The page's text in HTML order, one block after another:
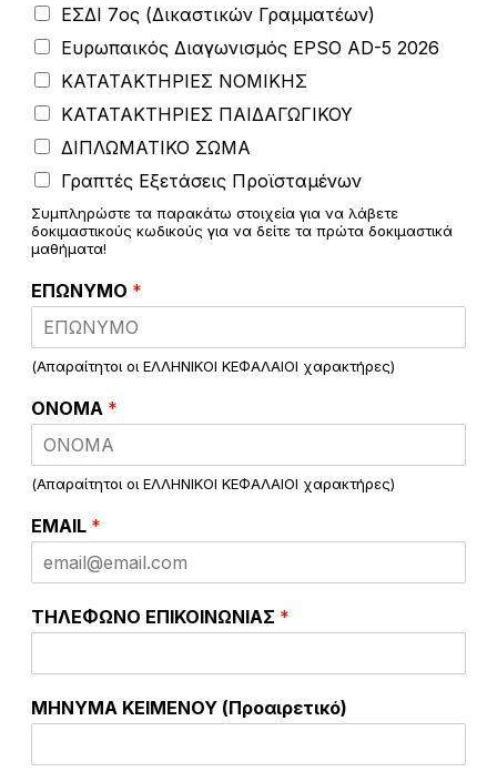
ΕΣΔΙ 7ος (Δικαστικών Γραμματέων)
Ευρωπαικός Διαγωνισμός EPSO AD-5 2026
ΚΑΤΑΤΑΚΤΗΡΙΕΣ ΝΟΜΙΚΗΣ
ΚΑΤΑΤΑΚΤΗΡΙΕΣ ΠΑΙΔΑΓΩΓΙΚΟΥ
ΔΙΠΛΩΜΑΤΙΚΟ ΣΩΜΑ
Γραπτές Εξετάσεις Προϊσταμένων
Συμπληρώστε τα παρακάτω στοιχεία για να λάβετε
δοκιμαστικούς κωδικούς για να δείτε τα πρώτα δοκιμαστικά
μαθήματα!
Κ
Ε
Μ
Ε
Ο
Π
Ν
Υ
Μ
Ο
π
ο
ο
ν
ΕΠΩΝΥΜΟ *
(Απαραίτητοι οι ΕΛΛΗΝΙΚΟΙ ΚΕΦΑΛΑΙΟΙ χαρακτήρες)
ΟΝΟΜΑ *
(Απαραίτητοι οι ΕΛΛΗΝΙΚΟΙ ΚΕΦΑΛΑΙΟΙ χαρακτήρες)
EMAIL *
ΤΗΛΕΦΩΝΟ ΕΠΙΚΟΙΝΩΝΙΑΣ *
ΜΗΝΥΜΑ ΚΕΙΜΕΝΟΥ (Προαιρετικό)